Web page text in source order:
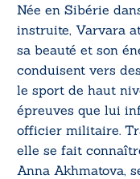
Née en Sibérie
instruite, Varvara
sa beauté et son
conduisent vers
le sport de haut
épreuves que lui
officier militaire.
elle se fait
Anna Akhmatova,